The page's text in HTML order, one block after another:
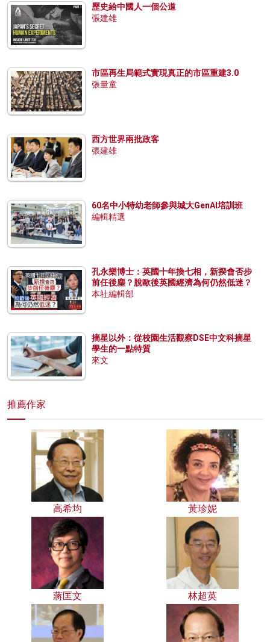
歷史給中國人一個公道
張建雄
市區再生局範式實現真正的市區重建3.0
張量童
西方世界兩批政客
張建雄
60名中小特幼老師參與城大GenAI培訓班
編輯精選
孔永樂博士：英國十年換七相，新揆會否步
前任後塵？脫歐後英國經濟為何仍然低迷？
本社編輯部
摘星以外：從校園生活觀察DSE中文科摘星
學生的一點特質
來文
推薦作家
高希均 黃珍妮
蔣匡文 林超英